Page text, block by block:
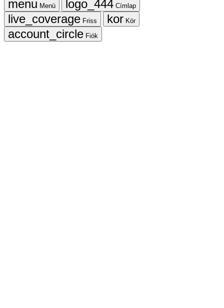
Menü
Címlap
Friss
Kör
Fiók